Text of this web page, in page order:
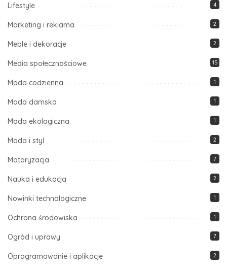
Lifestyle 4
Marketing i reklama 2
Meble i dekoracje 2
Media społecznościowe 15
Moda codzienna 1
Moda damska 1
Moda ekologiczna 1
Moda i styl 2
Motoryzacja 7
Nauka i edukacja 2
Nowinki technologiczne 1
Ochrona środowiska 1
Ogród i uprawy 7
Oprogramowanie i aplikacje 2